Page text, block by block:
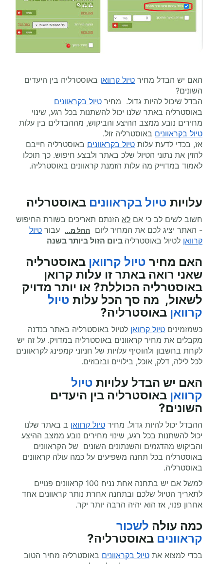
האם יש הבדל מחיר טיול קרוואן באוסטרליה בין היעדים
השונים?
הבדל שיכול להיות גדול. מחיר טיול בקראוונים
באוסטרליה באתר שלנו יכול להשתנות בכל רגע, שינוי
מחירים נובע ממצב ההיצע והביקוש, מההבדלים בין עלות
טיול בקראוונים באוסטרליה זול.
אז, בכדי לדעת עלות טיול בקראוונים באוסטרליה חייבם
להזין את נתוני הטיול שלכ באתר ולבצע חיפוש. כך תוכלו
לאמוד במדוייק מה עלות הזמנת קראוונים באוסטרליה.
עלויות טיול בקראוונים באוסטרליה
חשוב לשים לב כי אם לא הזנתם תאריכים בשורת החיפוש
- האתר יציג לכם את המחיר ליום החל מ... עבור טיול
קרוואן לטיול באוסטרליה ביום הזול ביותר בשנה
האם מחיר טיול קרוואן באוסטרליה
שאני רואה באתר זו עלות קרואן
באוסטרליה הכוללת? או יותר מדויק
לשאול, מה סך הכל עלות טיול
קרוואן באוסטרליה?
כשמזמינים טיול קרוואן לטיול באוסטרליה באתר בנדנה
מקבלים את מחיר קראוונים באוסטרליה במדויק. על זה יש
לקחת בחשבון ולהוסיף עלויות של חניוני קמפינג לקראוונים
לכל לילה, דלק, אוכל, בילויים ובזבוזים.
האם יש הבדל עלויות טיול
קרוואן באוסטרליה בין היעדים
השונים?
ההבדל יכול להיות גדול. מחיר טיול קרוואן ב באתר שלנו
יכול להשתנות בכל רגע, שינוי מחירים נובע ממצב ההיצע
והביקוש מהדגמים והשנתונים השונים של הקראוונים
באוסטרליה בכל תחנה משפיעים על כמה עולה קראוונים
באוסטרליה.
למשל אם יש בתחנה אחת נניח 100 קראוונים פנויים
לתאריך הטיול שלכם ובתחנה אחרת נותר קראוונים אחד
אחרון פנוי, אז הוא יהיה הרבה יותר יקר.
כמה עולה לשכור
קראוונים באוסטרליה?
בכדי למצוא את טיול בקראוונים באוסטרליה מחיר הטוב